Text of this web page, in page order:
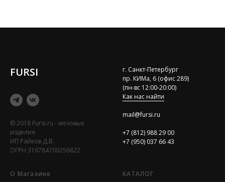
FURSI
© 2018 Fursi.ru - меховые
изделия
ИП Райков Д.В.
ОГРН 316784700256822
г. Санкт-Петербург
пр. КИМа, 6 (офис 289)
(пн-вс 12:00-20:00)
Как нас найти
mail@fursi.ru
+7 (812) 988 29 00
+7 (950) 037 66 43
О Магазине
КАТАЛОГ